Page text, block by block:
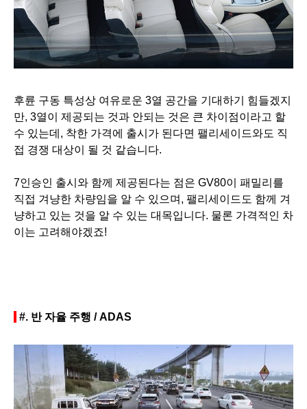
후륜 구동 특성상 여유로운 3열 공간을 기대하기 힘들겠지
만, 3열이 제공되는 것과 안되는 것은 큰 차이점이라고 할
수 있는데, 착한 가격에 출시가 된다면 팰리세이드와도 직
접 경쟁 대상이 될 것 같습니다.
7인승인 출시와 함께 제공된다는 점은 GV80이 패밀리를
직접 겨냥한 차량임을 알 수 있으며, 팰리세이드도 함께 겨
냥하고 있는 것을 알 수 있는 대목입니다. 물론 가격적인 차
이는 고려해야겠죠!
#. 반 자율 주행 / ADAS